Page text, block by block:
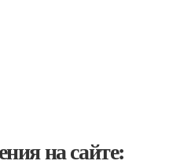
на сайте: